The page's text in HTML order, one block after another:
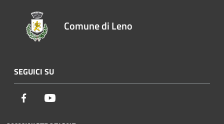
Comune di Leno
SEGUICI SU
Facebook